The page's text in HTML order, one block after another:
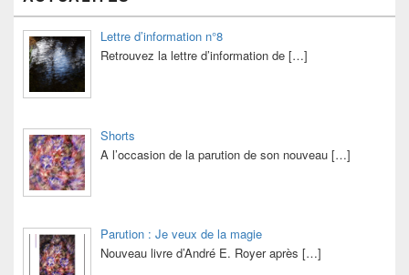
latérale
Lettre d’information n°8
Retrouvez la lettre d’information de […]
Shorts
A l’occasion de la parution de son nouveau […]
Parution : Je veux de la magie
Nouveau livre d’André E. Royer après […]